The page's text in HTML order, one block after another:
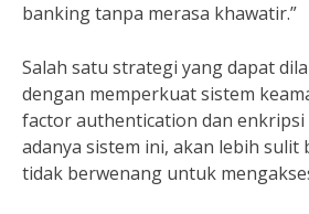
banking tanpa merasa khawatir.”
Salah satu strategi yang dapat
dengan memperkuat sistem
factor authentication dan enkripsi
adanya sistem ini, akan lebih sulit
tidak berwenang untuk